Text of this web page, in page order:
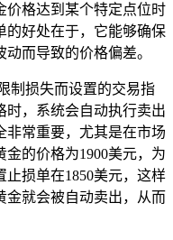
价格达到某个特定点位时
的好处在于，它能够确保
而导致的价格偏差。
制损失而设置的交易指
时，系统会自动执行卖出
非常重要，尤其是在市场
的价格为1900美元，为
损单在1850美元，这样
金就会被自动卖出，从而